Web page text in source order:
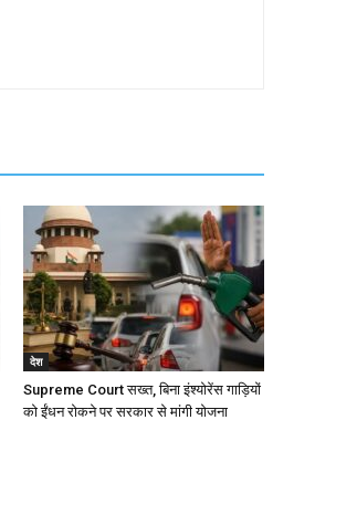
देश
Supreme Court सख्त, बिना इंश्योरेंस गाड़ियों
को ईंधन रोकने पर सरकार से मांगी योजना